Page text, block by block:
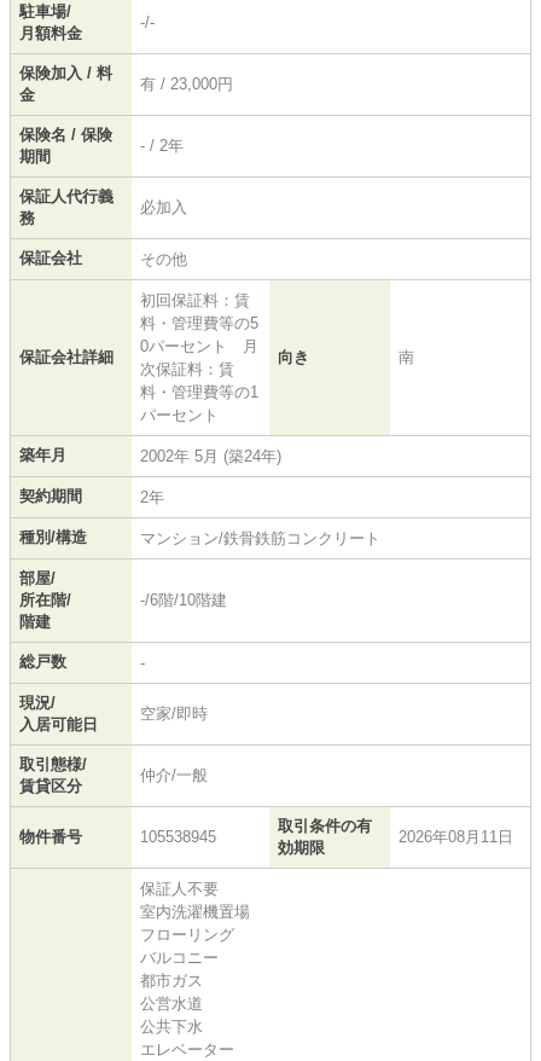
駐車場/
月額料金
-/-
保険加入 / 料
金
有 / 23,000円
保険名 / 保険
期間
- / 2年
保証人代行義
務
必加入
保証会社 その他
保証会社詳細
初回保証料：賃
料・管理費等の5
0パーセント 月
次保証料：賃
料・管理費等の1
パーセント
向き 南
築年月 2002年 5月 (築24年)
契約期間 2年
種別/構造 マンション/鉄骨鉄筋コンクリート
部屋/
所在階/
階建
-/6階/10階建
総戸数 -
現況/
入居可能日
空家/即時
取引態様/
賃貸区分
仲介/一般
物件番号 105538945
取引条件の有
効期限
2026年08月11日
保証人不要
室内洗濯機置場
フローリング
バルコニー
都市ガス
公営水道
公共下水
エレベーター